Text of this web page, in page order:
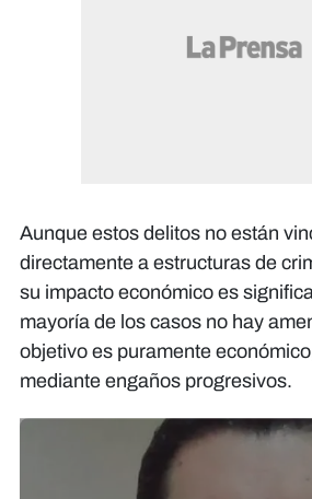
Aunque estos delitos no están
directamente a estructuras de
su impacto económico es
mayoría de los casos no hay
objetivo es puramente
mediante engaños progresivos.